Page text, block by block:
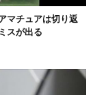
マチュアは切り返
スが出る